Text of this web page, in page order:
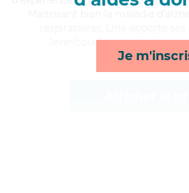
Je
lever/coucher, lessive/